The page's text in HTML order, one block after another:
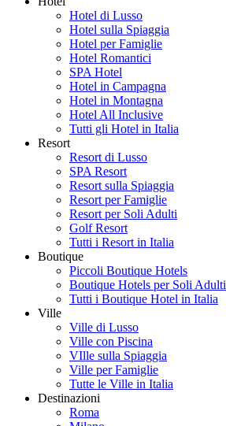
Hotel di Lusso
Hotel sulla Spiaggia
Hotel per Famiglie
Hotel Romantici
SPA Hotel
Hotel in Campagna
Hotel in Montagna
Hotel All Inclusive
Tutti gli Hotel in Italia
Resort
Resort di Lusso
SPA Resort
Resort sulla Spiaggia
Resort per Famiglie
Resort per Soli Adulti
Golf Resort
Tutti i Resort in Italia
Boutique
Piccoli Boutique Hotels
Boutique Hotels per Soli Adulti
Tutti i Boutique Hotel in Italia
Ville
Ville di Lusso
Ville con Piscina
VIlle sulla Spiaggia
Ville per Famiglie
Tutte le Ville in Italia
Destinazioni
Roma